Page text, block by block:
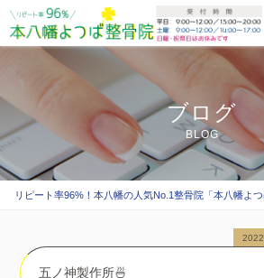
ブログ
BLOG
リピート率96%！本八幡の人気No.1整骨院「本八幡よつ
五ノ神製作所🍜